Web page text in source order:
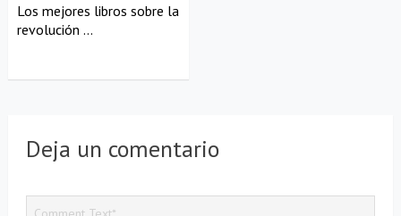
Los mejores libros sobre la
revolución ...
Deja un comentario